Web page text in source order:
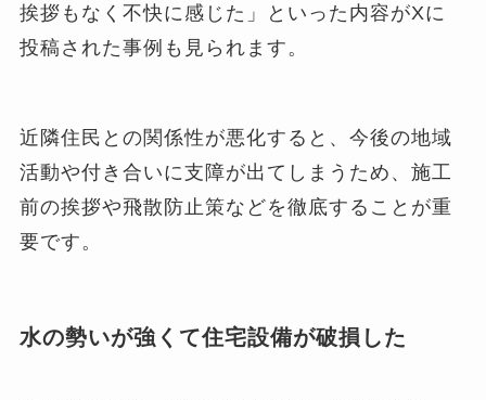
挨拶もなく不快に感じた」といった内容がXに
投稿された事例も見られます。
近隣住民との関係性が悪化すると、今後の地域
活動や付き合いに支障が出てしまうため、施工
前の挨拶や飛散防止策などを徹底することが重
要です。
水の勢いが強くて住宅設備が破損した